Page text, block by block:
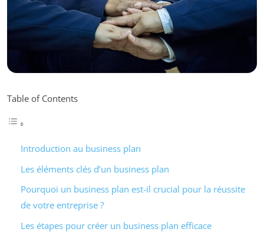
Table of Contents
Introduction au business plan
Les éléments clés d’un business plan
Pourquoi un business plan est-il crucial pour la réussite
de votre entreprise ?
Les étapes pour créer un business plan efficace